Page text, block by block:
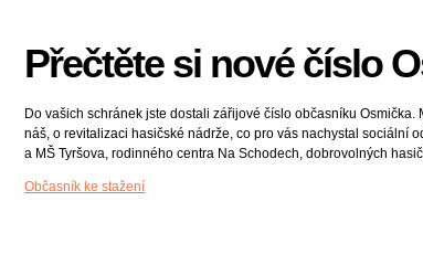
Přečtěte si nové číslo
Do vašich schránek jste dostali zářijové číslo občasníku
náš, o revitalizaci hasičské nádrže, co pro vás nachystal sociální
a MŠ Tyršova, rodinného centra Na Schodech, dobrovolných
Občasník ke stažení